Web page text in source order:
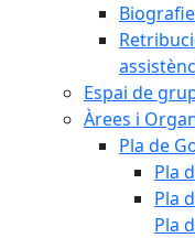
Espai de
Àrees i
Pla de
Pla
Pla
Pla